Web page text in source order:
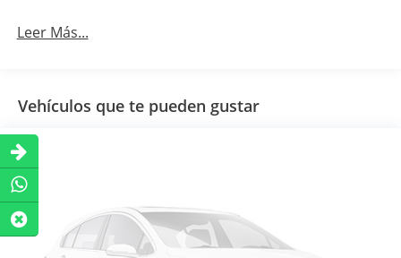
Leer Más...
Vehículos que te pueden gustar